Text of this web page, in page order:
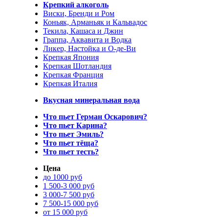
Крепкий алкоголь
Виски, Бренди и Ром
Коньяк, Арманьяк и Кальвадос
Текила, Кашаса и Джин
Граппа, Аквавита и Водка
Ликер, Настойка и О-де-Ви
Крепкая Япония
Крепкая Шотландия
Крепкая Франция
Крепкая Италия
Вкусная минеральная вода
Что пьет Герман Оскарович?
Что пьет Карина?
Что пьет Эмиль?
Что пьет тёща?
Что пьет тесть?
Цена
до 1000 руб
1 500-3 000 руб
3 000-7 500 руб
7 500-15 000 руб
от 15 000 руб